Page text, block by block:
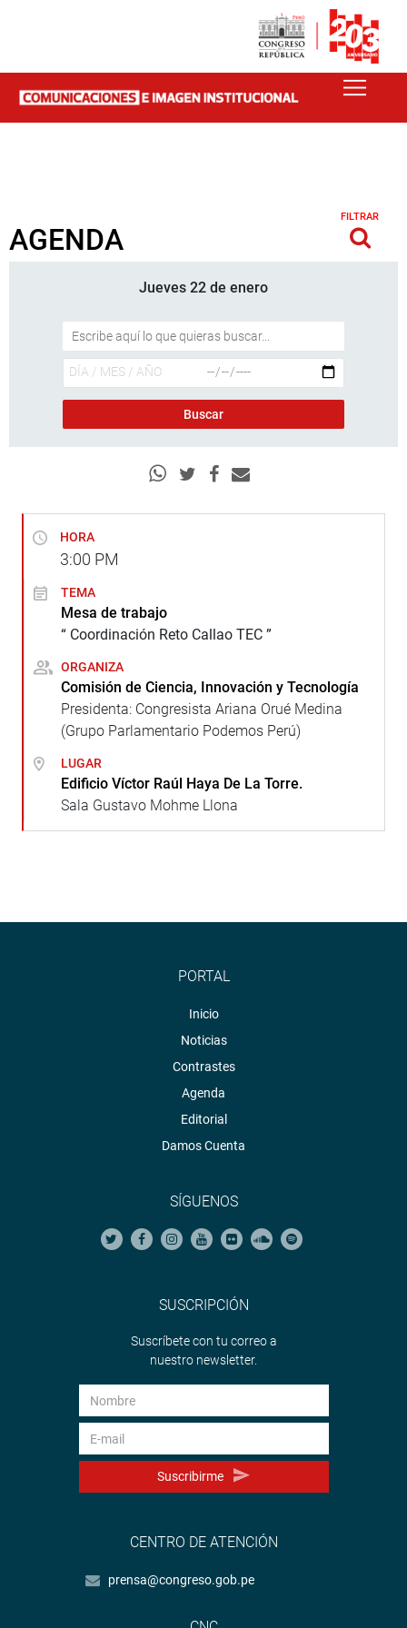
AGENDA
FILTRAR
Jueves 22 de enero
HORA
3:00 PM
TEMA
Mesa de trabajo
“ Coordinación Reto Callao TEC ”
ORGANIZA
Comisión de Ciencia, Innovación y Tecnología
Presidenta: Congresista Ariana Orué Medina
(Grupo Parlamentario Podemos Perú)
LUGAR
Edificio Víctor Raúl Haya De La Torre.
Sala Gustavo Mohme Llona
PORTAL
Inicio
Noticias
Contrastes
Agenda
Editorial
Damos Cuenta
SÍGUENOS
SUSCRIPCIÓN
Suscríbete con tu correo a
nuestro newsletter.
Suscribirme
CENTRO DE ATENCIÓN
prensa@congreso.gob.pe